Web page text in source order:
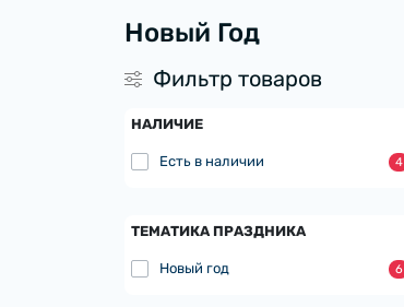
Новый Год
Фильтр товаров
НАЛИЧИЕ
Есть в наличии 4
ТЕМАТИКА ПРАЗДНИКА
Новый год 6